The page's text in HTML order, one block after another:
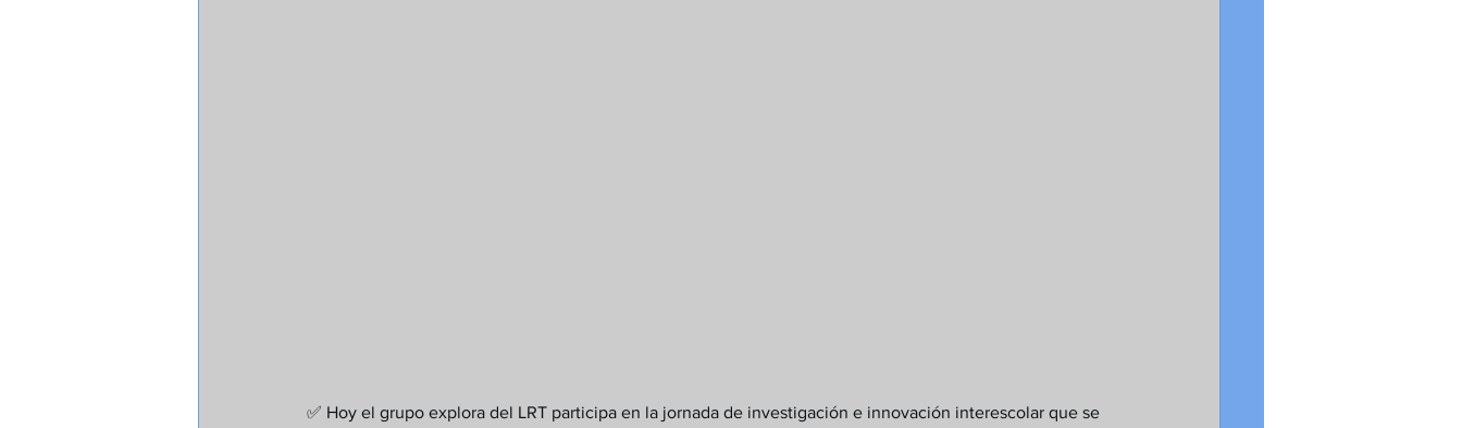
✅ Hoy el grupo explora del LRT participa en la jornada de investigación e innovación interescolar que se